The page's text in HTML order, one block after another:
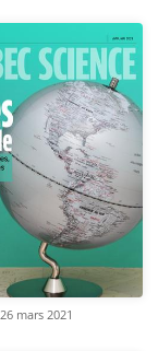
26 mars 2021